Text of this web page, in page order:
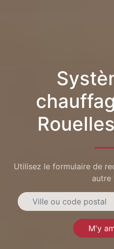
Utilisez le formulaire de
autre
M'y